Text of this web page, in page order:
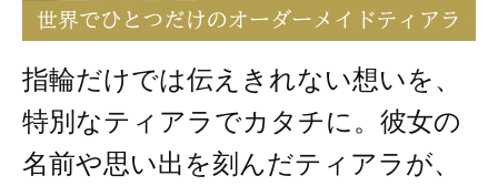
指輪だけでは伝えきれない想いを、
特別なティアラでカタチに。彼女の
名前や思い出を刻んだティアラが、